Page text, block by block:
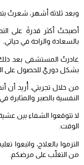
وبعد ثلاثة أشهر، شعرتُ
أصبحتُ أكثر قدرةً على
بالسعادة والراحة في حياتي.
غادرتُ المستشفى بعد
بشكل دوريّ للحصول على
من خلال تجربتي، أُريد أن
النفسية بالصبر والمثابرة في
لا تتوقعوا الشفاء بين
الوقت.
التزموا بالعلاج، واتبعوا
من التغلّب على مرضكم.